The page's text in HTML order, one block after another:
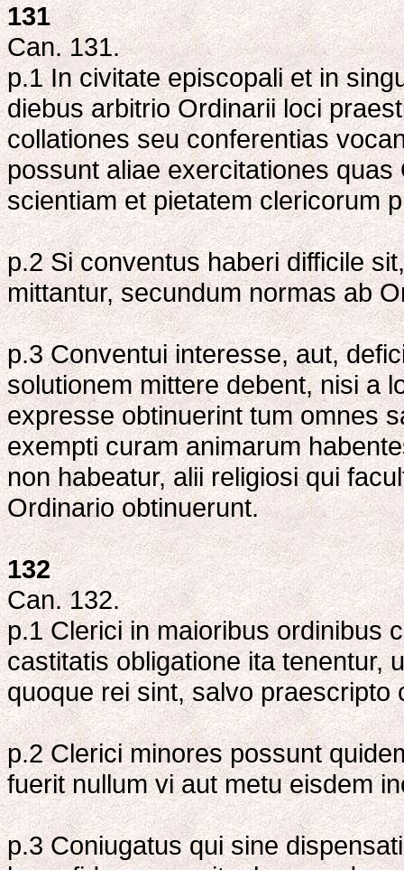
131
Can. 131.
p.1 In civitate episcopali et in
diebus arbitrio Ordinarii loci
collationes seu conferentias
possunt aliae exercitationes
scientiam et pietatem clericorum
p.2 Si conventus haberi difficile
mittantur, secundum normas ab
p.3 Conventui interesse, aut,
solutionem mittere debent, nisi a
expresse obtinuerint tum omnes
exempti curam animarum
non habeatur, alii religiosi qui
Ordinario obtinuerunt.
132
Can. 132.
p.1 Clerici in maioribus ordinibus
castitatis obligatione ita tenentur,
quoque rei sint, salvo praescripto
p.2 Clerici minores possunt
fuerit nullum vi aut metu eisdem
p.3 Coniugatus qui sine